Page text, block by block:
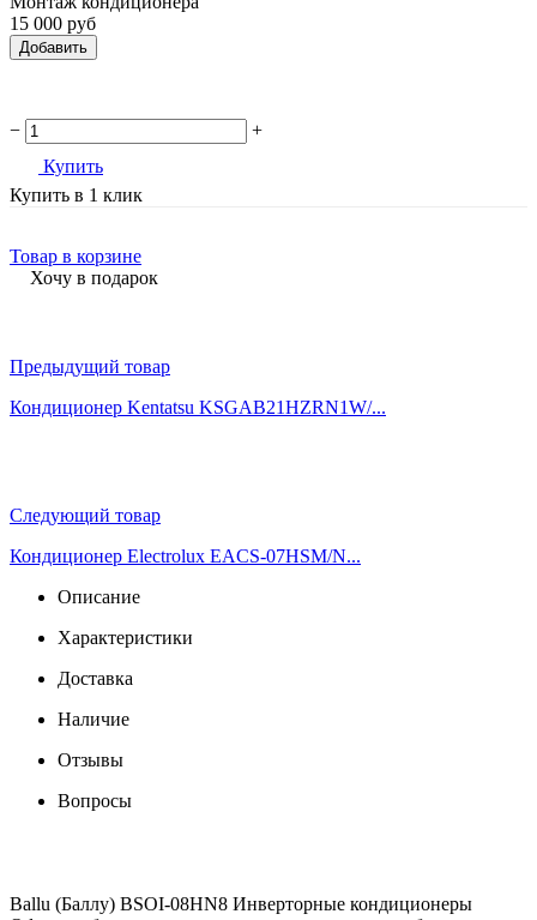
15 000 руб
Добавить
−
+
Купить
Купить в 1 клик
Товар в корзине
Хочу в подарок
Предыдущий товар
Кондиционер Kentatsu KSGAB21HZRN1W/...
Следующий товар
Кондиционер Electrolux EACS-07HSM/N...
Описание
Характеристики
Доставка
Наличие
Отзывы
Вопросы
Ballu (Баллу) BSOI-08HN8 Инверторные кондиционеры